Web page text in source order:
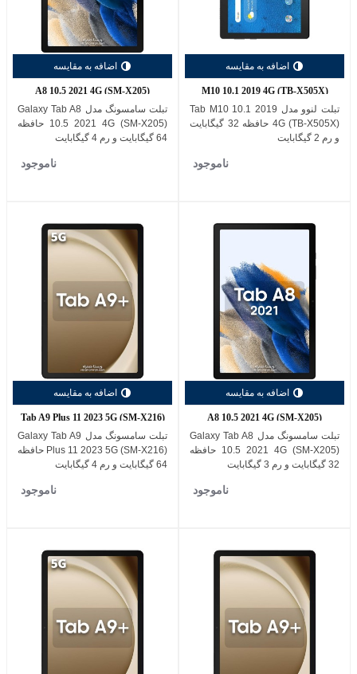
اضافه به مقایسه
M10 10.1 2019 4G (TB-X505X)
تبلت لنوو مدل Tab M10 10.1 2019
4G (TB-X505X) حافظه 32 گیگابایت
و رم 2 گیگابایت
ناموجود
اضافه به مقایسه
A8 10.5 2021 4G (SM-X205)
تبلت سامسونگ مدل Galaxy Tab A8
10.5 2021 4G (SM-X205) حافظه
64 گیگابایت و رم 4 گیگابایت
ناموجود
اضافه به مقایسه
A8 10.5 2021 4G (SM-X205)
تبلت سامسونگ مدل Galaxy Tab A8
10.5 2021 4G (SM-X205) حافظه
32 گیگابایت و رم 3 گیگابایت
ناموجود
اضافه به مقایسه
Tab A9 Plus 11 2023 5G (SM-X216)
تبلت سامسونگ مدل Galaxy Tab A9
Plus 11 2023 5G (SM-X216) حافظه
64 گیگابایت و رم 4 گیگابایت
ناموجود